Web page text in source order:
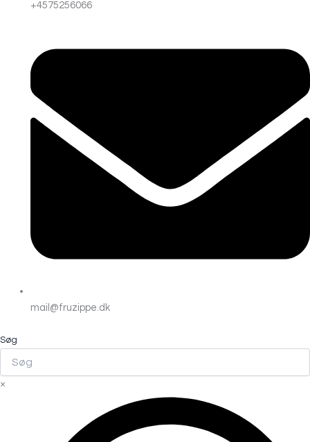
+4575256066
mail@fruzippe.dk
Søg
×